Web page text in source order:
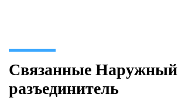
Связанные Наружный
разъединитель